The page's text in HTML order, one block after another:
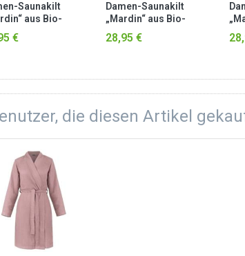
Saunakilt
aus Bio-
Schwarz
€
Damen-Saunakilt
„Mardin“ aus Bio-
Baumwolle Grau
28,95 €
die diesen Artikel